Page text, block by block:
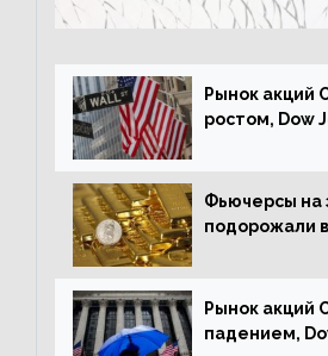
Рынок акций
ростом, Dow
Фьючерсы на
подорожали
Рынок акций
падением,